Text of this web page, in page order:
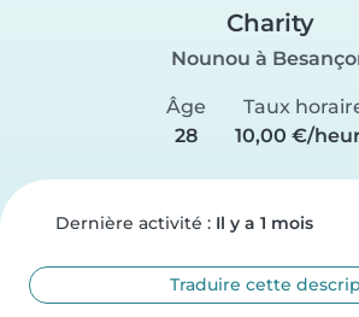
Charity
Nounou à
Âge
28
Taux
10,00 €/
Dernière activité : Il y a 1 mois
Traduire cette